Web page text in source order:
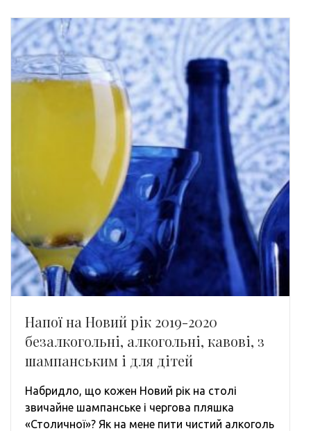
Напої на Новий рік 2019-2020
безалкогольні, алкогольні, кавові, з
шампанським і для дітей
Набридло, що кожен Новий рік на столі
звичайне шампанське і чергова пляшка
«Столичної»? Як на мене пити чистий алкоголь